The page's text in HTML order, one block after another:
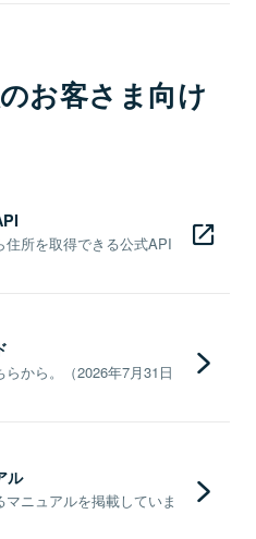
お客さま向け
所を取得できる公式API
から。（2026年7月31日
ル
ニュアルを掲載していま